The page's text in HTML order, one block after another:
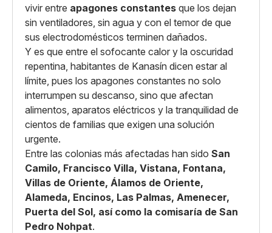
vivir entre apagones constantes que los dejan
sin ventiladores, sin agua y con el temor de que
sus electrodomésticos terminen dañados.
Y es que entre el sofocante calor y la oscuridad
repentina, habitantes de Kanasín dicen estar al
límite, pues los apagones constantes no solo
interrumpen su descanso, sino que afectan
alimentos, aparatos eléctricos y la tranquilidad de
cientos de familias que exigen una solución
urgente.
Entre las colonias más afectadas han sido San
Camilo, Francisco Villa, Vistana, Fontana,
Villas de Oriente, Álamos de Oriente,
Alameda, Encinos, Las Palmas, Amenecer,
Puerta del Sol, así como la comisaría de San
Pedro Nohpat.